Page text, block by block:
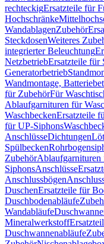
rechteckigErsatzteile für
Hochschränke
WandablagenZubehör
SteckdosenWeiteres
integrierter Beleuchtung
NetzbetriebErsatzteile für
Generatorbetrieb
Wandmontage,
für ZubehörFür
Ablaufgarnituren für
WaschbeckenErsatzteile
für UP-Siphons
AnschlüsseDichtungen
Spülbecken
ZubehörAblaufgarnituren
SiphonsAnschlüsse
Anschlussbögen
DuschenErsatzteile für
Duschbodenabläufe
Wandabläufe
Mineralwerkstoff
Duschwannenabläufe